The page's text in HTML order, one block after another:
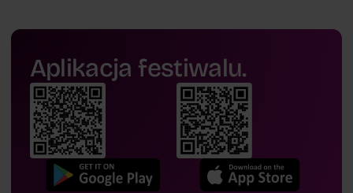
Maksymilian Bielecki
Aplikacja festiwalu.